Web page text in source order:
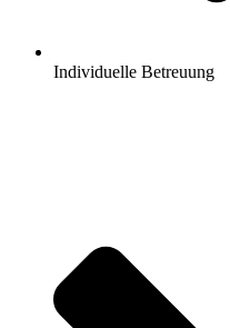
Individuelle Betreuung